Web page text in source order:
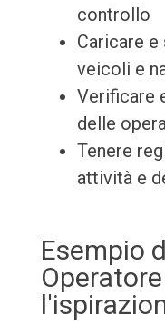
controllo
Caricare
veicoli e
Verificare
delle
Tenere
attività e
Esempio